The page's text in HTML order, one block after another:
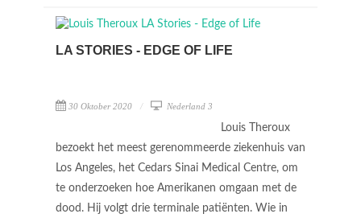
LA STORIES - EDGE OF LIFE
30 Oktober 2020 Nederland 3
Louis Theroux
bezoekt het meest gerenommeerde ziekenhuis van
Los Angeles, het Cedars Sinai Medical Centre, om
te onderzoeken hoe Amerikanen omgaan met de
dood. Hij volgt drie terminale patiënten. Wie in